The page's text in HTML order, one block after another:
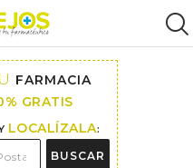
FARMACIA
GRATIS
LOCALÍZALA:
BUSCAR